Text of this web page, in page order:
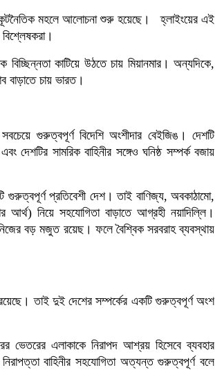
কূটনৈতিক মহলে আলোচনা শুরু হয়েছে। হ্লাইংয়ের এই
কাটিয়ে উঠতে চায় মিয়ানমার। অন্যদিকে,
বাড়াতে চায় ভারত।
গুরুত্বপূর্ণ বিদেশি অংশীদার বেইজিঙ। দেশটি
দেশটির সামরিক বাহিনীর সঙ্গেও ঘনিষ্ঠ সম্পর্ক বজায়
গুরুত্বপূর্ণ প্রতিবেশী দেশ। তাই বাণিজ্য, অবকাঠামো,
নিয়ে সহযোগিতা বাড়াতে আগ্রহী নয়াদিল্লি।
বড় মজুত রয়েছ। ফলে বৈশ্বিক সরবরাহ ব্যবস্থায়
রয়েছে। তাই দুই দেশের সম্পর্কের একটি গুরুত্বপূর্ণ অংশ
ভেতরের এলাকাকে নিরাপদ আশ্রয় হিসেবে ব্যবহার
বাহিনীর সহযোগিতা অত্যন্ত গুরুত্বপূর্ণ বলে